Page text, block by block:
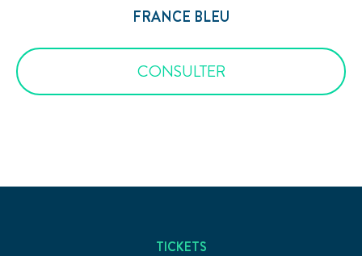
FRANCE BLEU
CONSULTER
TICKETS